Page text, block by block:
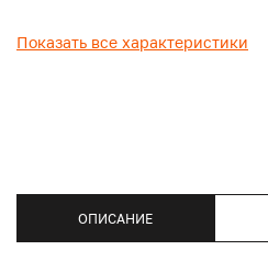
Показать все характеристики
ОПИСАНИЕ